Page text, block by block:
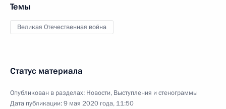
Темы
Великая Отечественная война
Статус материала
Опубликован в разделах: Новости, Выступления и стенограммы
Дата публикации:9 мая 2020 года, 11:50